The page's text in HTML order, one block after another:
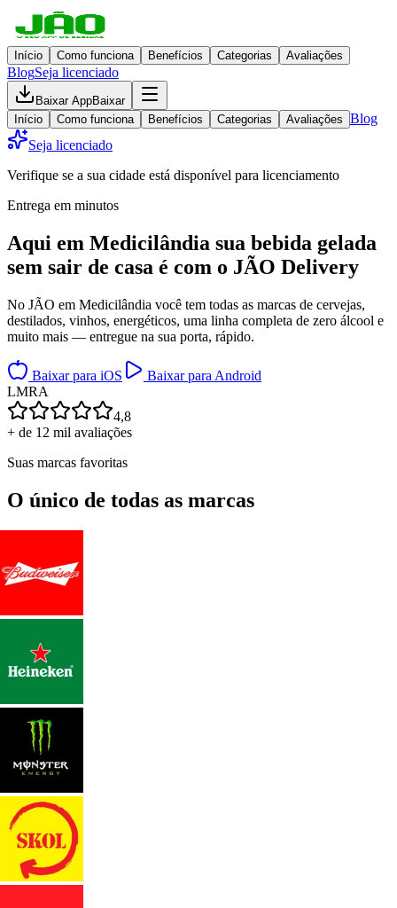
Início Como funciona Benefícios Categorias Avaliações
BlogSeja licenciado
Baixar AppBaixar
Início
Como funciona Benefícios Categorias Avaliações Blog
Seja licenciado
Verifique se a sua cidade está disponível para licenciamento
Entrega em minutos
Aqui em Medicilândia sua bebida gelada
sem sair de casa é com o JÃO Delivery
No JÃO em Medicilândia você tem todas as marcas de cervejas,
destilados, vinhos, energéticos, uma linha completa de zero álcool e
muito mais — entregue na sua porta, rápido.
Baixar para iOS
Baixar para Android
LMRA
4,8
+ de 12 mil avaliações
Suas marcas favoritas
O único de todas as marcas